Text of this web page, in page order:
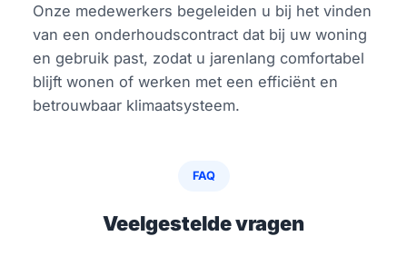
Onze medewerkers begeleiden u bij het vinden
van een onderhoudscontract dat bij uw woning
en gebruik past, zodat u jarenlang comfortabel
blijft wonen of werken met een efficiënt en
betrouwbaar klimaatsysteem.
FAQ
Veelgestelde vragen